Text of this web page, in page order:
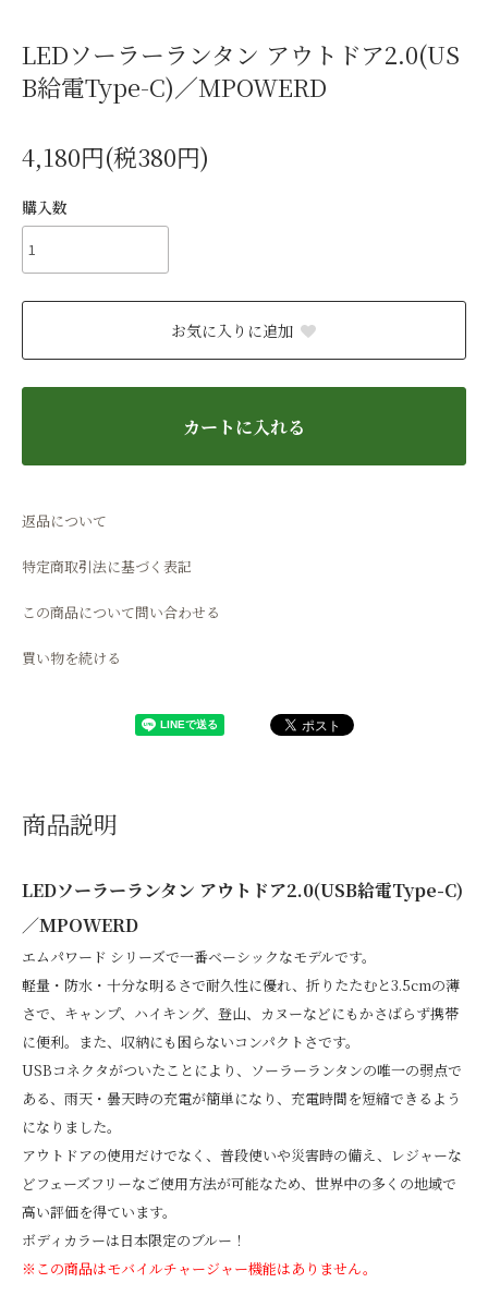
LEDソーラーランタン アウトドア2.0(US
B給電Type-C)／MPOWERD
4,180円(税380円)
購入数
お気に入りに追加
カートに入れる
返品について
特定商取引法に基づく表記
この商品について問い合わせる
買い物を続ける
商品説明
LEDソーラーランタン アウトドア2.0(USB給電Type-C)
／MPOWERD
エムパワード シリーズで一番ベーシックなモデルです。
軽量・防水・十分な明るさで耐久性に優れ、折りたたむと3.5cmの薄
さで、キャンプ、ハイキング、登山、カヌーなどにもかさばらず携帯
に便利。また、収納にも困らないコンパクトさです。
USBコネクタがついたことにより、ソーラーランタンの唯一の弱点で
ある、雨天・曇天時の充電が簡単になり、充電時間を短縮できるよう
になりました。
アウトドアの使用だけでなく、普段使いや災害時の備え、レジャーな
どフェーズフリーなご使用方法が可能なため、世界中の多くの地域で
高い評価を得ています。
ボディカラーは日本限定のブルー！
※この商品はモバイルチャージャー機能はありません。